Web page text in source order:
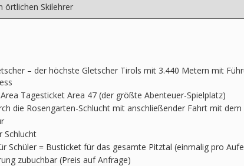
– der höchste Gletscher Tirols mit 3.440 Metern mit
Tagesticket Area 47 (der größte Abenteuer-Spielplatz)
die Rosengarten-Schlucht mit anschließender Fahrt mit
Schlucht
Schüler = Busticket für das gesamte Pitztal (einmalig pro
zubuchbar (Preis auf Anfrage)